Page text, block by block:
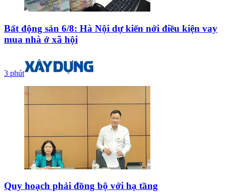
Bất động sản 6/8: Hà Nội dự kiến nới điều kiện vay
mua nhà ở xã hội
3 phút
Quy hoạch phải đồng bộ với hạ tầng